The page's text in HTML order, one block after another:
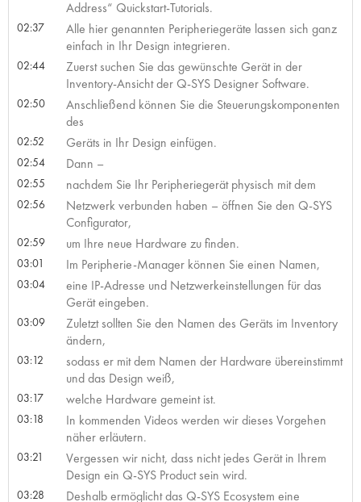
Address“ Quickstart-Tutorials.
02:37
Alle hier genannten Peripheriegeräte lassen sich ganz
einfach in Ihr Design integrieren.
02:44
Zuerst suchen Sie das gewünschte Gerät in der
Inventory-Ansicht der Q-SYS Designer Software.
02:50
Anschließend können Sie die Steuerungskomponenten
des
02:52 Geräts in Ihr Design einfügen.
02:54 Dann –
02:55 nachdem Sie Ihr Peripheriegerät physisch mit dem
02:56
Netzwerk verbunden haben – öffnen Sie den Q-SYS
Configurator,
02:59 um Ihre neue Hardware zu finden.
03:01 Im Peripherie-Manager können Sie einen Namen,
03:04
eine IP-Adresse und Netzwerkeinstellungen für das
Gerät eingeben.
03:09
Zuletzt sollten Sie den Namen des Geräts im Inventory
ändern,
03:12
sodass er mit dem Namen der Hardware übereinstimmt
und das Design weiß,
03:17 welche Hardware gemeint ist.
03:18
In kommenden Videos werden wir dieses Vorgehen
näher erläutern.
03:21
Vergessen wir nicht, dass nicht jedes Gerät in Ihrem
Design ein Q-SYS Product sein wird.
03:28 Deshalb ermöglicht das Q-SYS Ecosystem eine